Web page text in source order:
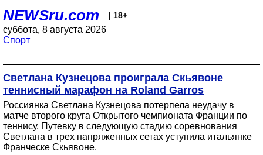
NEWSru.com | 18+
суббота, 8 августа 2026
Спорт
Светлана Кузнецова проиграла Скьявоне
теннисный марафон на Roland Garros
Россиянка Светлана Кузнецова потерпела неудачу в
матче второго круга Открытого чемпионата Франции по
теннису. Путевку в следующую стадию соревнования
Светлана в трех напряженных сетах уступила итальянке
Франческе Скьявоне.